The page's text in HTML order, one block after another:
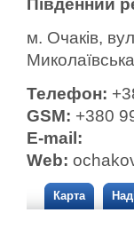
м. Очаків,
Телефон:
GSM: +380
E-mail:
Web:
Карта